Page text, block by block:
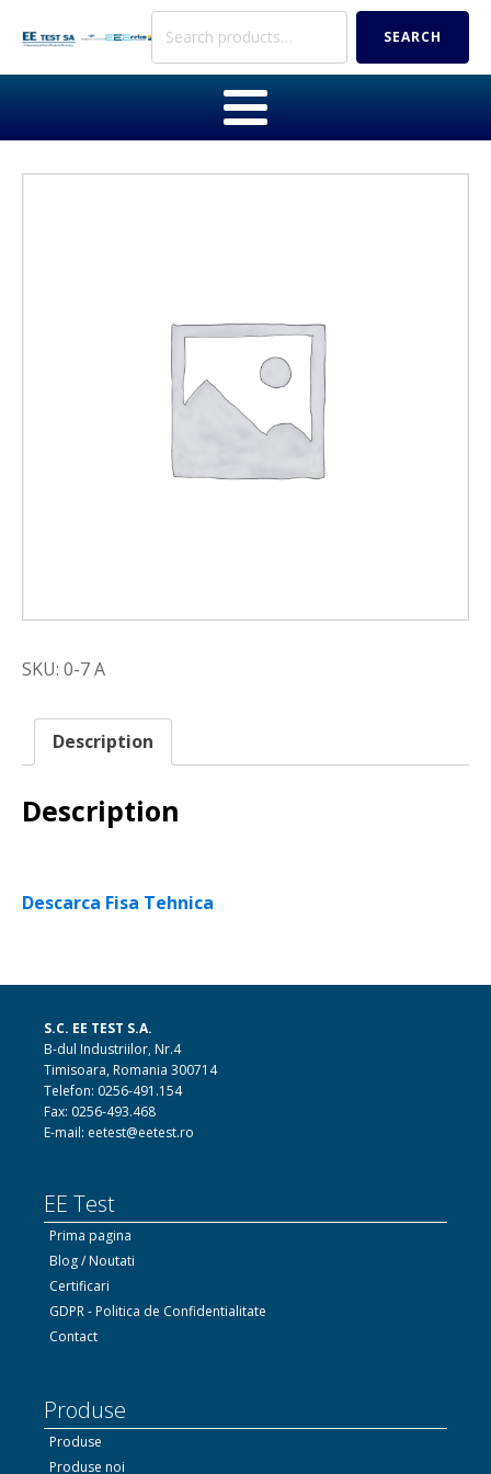
Search
SEARCH
SKU: 0-7 A
Description
Description
Descarca Fisa Tehnica
S.C. EE TEST S.A.
B-dul Industriilor, Nr.4
Timisoara, Romania 300714
Telefon: 0256-491.154
Fax: 0256-493.468
E-mail: eetest@eetest.ro
EE Test
Prima pagina
Blog / Noutati
Certificari
GDPR - Politica de Confidentialitate
Contact
Produse
Produse
Produse noi